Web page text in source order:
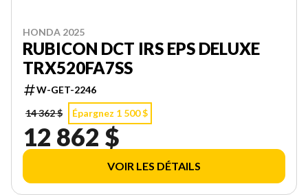
HONDA 2025
RUBICON DCT IRS EPS DELUXE
TRX520FA7SS
W-GET-2246
14 362 $
Épargnez 1 500 $
12 862 $
VOIR LES DÉTAILS